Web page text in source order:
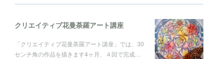
クリエイティブ花曼荼羅アート講座
「クリエイティブ花曼荼羅アート講座」では、30
センチ角の作品を描きます4ヶ月、４回で完成…